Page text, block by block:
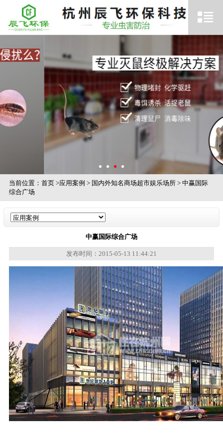
当前位置： 首页>应用案例 > 国内外知名商场超市娱乐场所> 中赢国际
综合广场
中赢国际综合广场
发布时间：2015-05-13 11:44:21